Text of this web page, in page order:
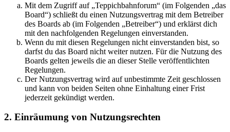
Mit dem Zugriff auf „Teppichbahnforum“ (im Folgenden „das
Board“) schließt du einen Nutzungsvertrag mit dem Betreiber
des Boards ab (im Folgenden „Betreiber“) und erklärst dich
mit den nachfolgenden Regelungen einverstanden.
Wenn du mit diesen Regelungen nicht einverstanden bist, so
darfst du das Board nicht weiter nutzen. Für die Nutzung des
Boards gelten jeweils die an dieser Stelle veröffentlichten
Regelungen.
Der Nutzungsvertrag wird auf unbestimmte Zeit geschlossen
und kann von beiden Seiten ohne Einhaltung einer Frist
jederzeit gekündigt werden.
2. Einräumung von Nutzungsrechten